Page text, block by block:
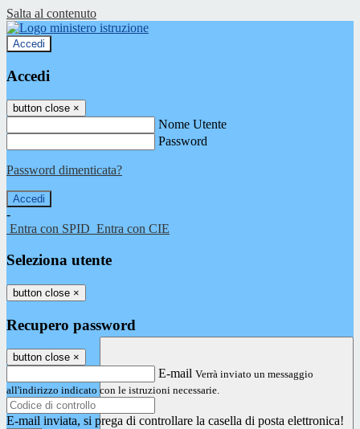
Salta al contenuto
Accedi
Accedi
button close ×
Nome Utente
Password
Password dimenticata?
-
Entra con SPID Entra con CIE
Seleziona utente
button close ×
Recupero password
button close ×
E-mail Verrà inviato un messaggio
all'indirizzo indicato con le istruzioni necessarie.
E-mail inviata, si prega di controllare la casella di posta elettronica!